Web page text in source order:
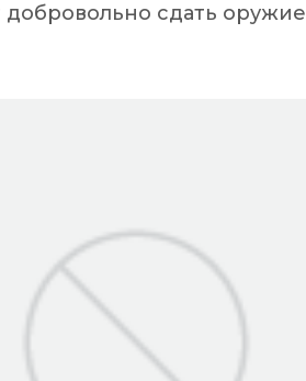
сдать оружие